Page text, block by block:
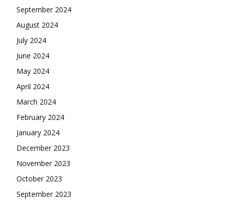
September 2024
August 2024
July 2024
June 2024
May 2024
April 2024
March 2024
February 2024
January 2024
December 2023
November 2023
October 2023
September 2023